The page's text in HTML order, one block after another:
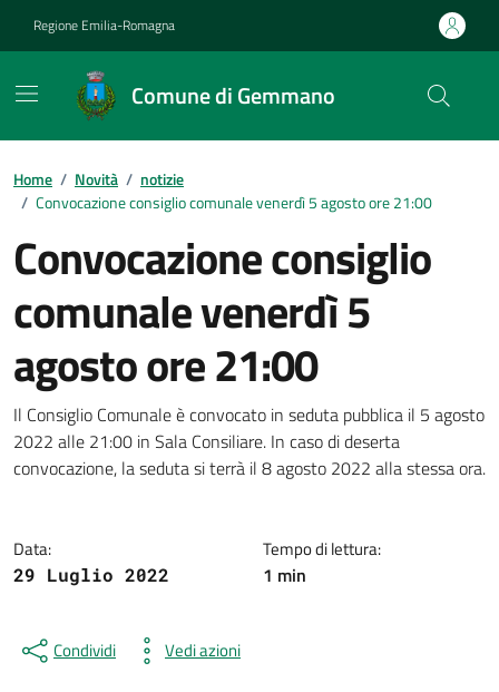
Regione Emilia-Romagna
Comune di Gemmano
Contenuti in evidenza
Home / Novità / notizie
/ Convocazione consiglio comunale venerdì 5 agosto ore 21:00
Convocazione consiglio
comunale venerdì 5
agosto ore 21:00
Dettagli della notizia
Il Consiglio Comunale è convocato in seduta pubblica il 5 agosto
2022 alle 21:00 in Sala Consiliare. In caso di deserta
convocazione, la seduta si terrà il 8 agosto 2022 alla stessa ora.
Data:
29 Luglio 2022
Tempo di lettura:
1 min
Condividi Vedi azioni